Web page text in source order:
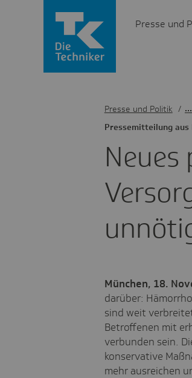
Presse und
Pres­se­mit­tei­lung aus
Presse und Politik /
München, 18.
darüber:
sind weit
Betroffenen mit
verbunden sein.
konservative
mehr ausreichen